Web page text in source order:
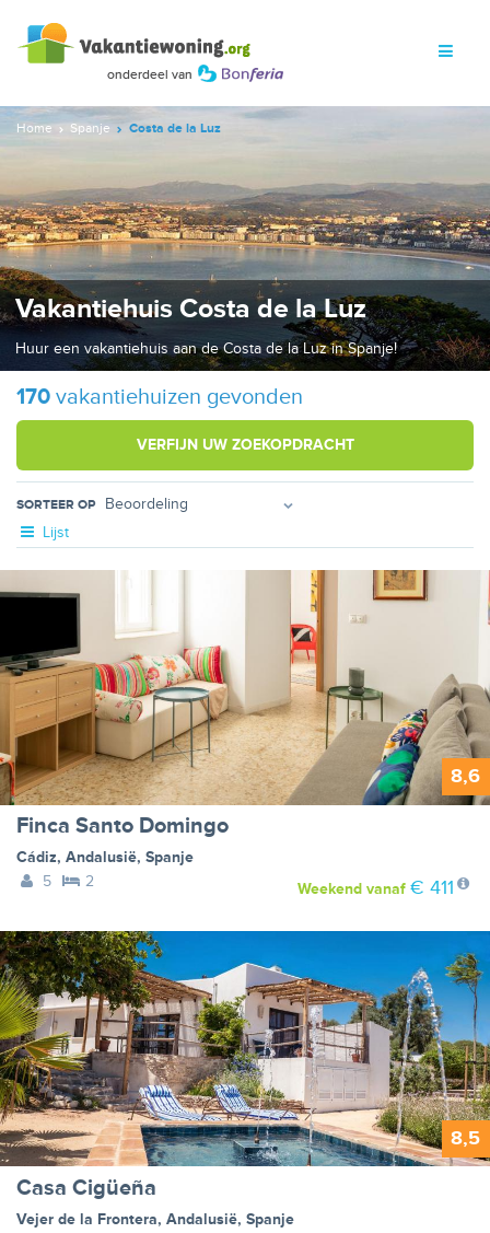
Home Spanje Costa de la Luz
Vakantiehuis Costa de la Luz
Huur een vakantiehuis aan de Costa de la Luz in Spanje!
170 vakantiehuizen gevonden
VERFIJN UW ZOEKOPDRACHT
SORTEER OP
Lijst
8,6
Finca Santo Domingo
Cádiz, Andalusië, Spanje
5
2 Weekendvanaf € 411
8,5
Casa Cigüeña
Vejer de la Frontera, Andalusië, Spanje